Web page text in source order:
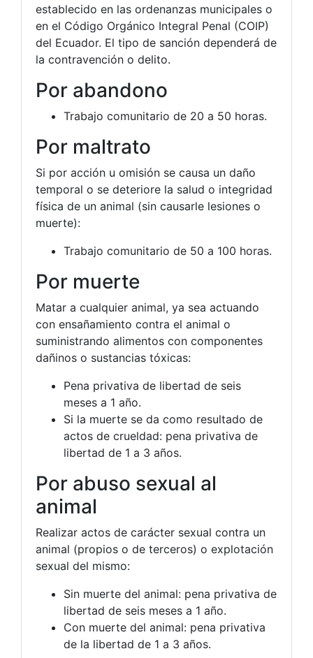
establecido en las ordenanzas municipales o
en el Código Orgánico Integral Penal (COIP)
del Ecuador. El tipo de sanción dependerá de
la contravención o delito.
Por abandono
Trabajo comunitario de 20 a 50 horas.
Por maltrato
Si por acción u omisión se causa un daño
temporal o se deteriore la salud o integridad
física de un animal (sin causarle lesiones o
muerte):
Trabajo comunitario de 50 a 100 horas.
Por muerte
Matar a cualquier animal, ya sea actuando
con ensañamiento contra el animal o
suministrando alimentos con componentes
dañinos o sustancias tóxicas:
Pena privativa de libertad de seis
meses a 1 año.
Si la muerte se da como resultado de
actos de crueldad: pena privativa de
libertad de 1 a 3 años.
Por abuso sexual al
animal
Realizar actos de carácter sexual contra un
animal (propios o de terceros) o explotación
sexual del mismo:
Sin muerte del animal: pena privativa de
libertad de seis meses a 1 año.
Con muerte del animal: pena privativa
de la libertad de 1 a 3 años.